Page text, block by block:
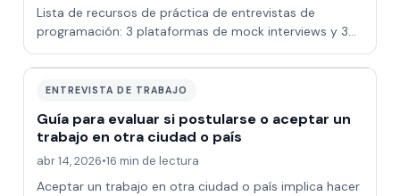
Lista de recursos de práctica de entrevistas de
programación: 3 plataformas de mock interviews y 3
canales YouTube para entrevistas técnicas
ENTREVISTA DE TRABAJO
Guía para evaluar si postularse o aceptar un
trabajo en otra ciudad o país
abr 14, 2026•16 min de lectura
Aceptar un trabajo en otra ciudad o país implica hacer